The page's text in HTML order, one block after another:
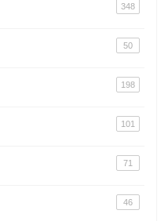
348
50
198
101
71
46